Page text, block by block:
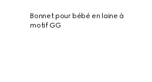
Bonnet pour bébé en laine à
motif GG